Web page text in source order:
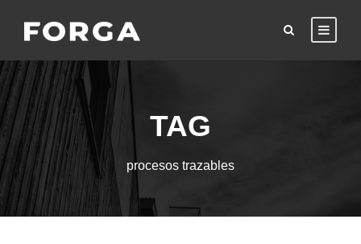
TAG
procesos trazables